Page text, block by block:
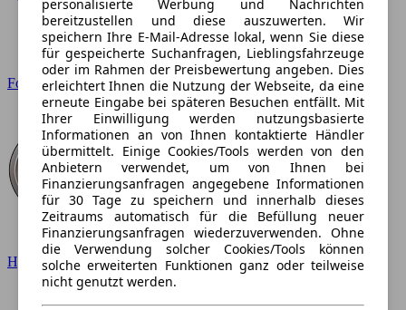
Ford
Hyundai
personalisierte Werbung und Nachrichten
bereitzustellen und diese auszuwerten. Wir
speichern Ihre E-Mail-Adresse lokal, wenn Sie diese
für gespeicherte Suchanfragen, Lieblingsfahrzeuge
oder im Rahmen der Preisbewertung angeben. Dies
erleichtert Ihnen die Nutzung der Webseite, da eine
erneute Eingabe bei späteren Besuchen entfällt. Mit
Ihrer Einwilligung werden nutzungsbasierte
Informationen an von Ihnen kontaktierte Händler
übermittelt. Einige Cookies/Tools werden von den
Anbietern verwendet, um von Ihnen bei
Finanzierungsanfragen angegebene Informationen
für 30 Tage zu speichern und innerhalb dieses
Zeitraums automatisch für die Befüllung neuer
Finanzierungsanfragen wiederzuverwenden. Ohne
die Verwendung solcher Cookies/Tools können
solche erweiterten Funktionen ganz oder teilweise
nicht genutzt werden.